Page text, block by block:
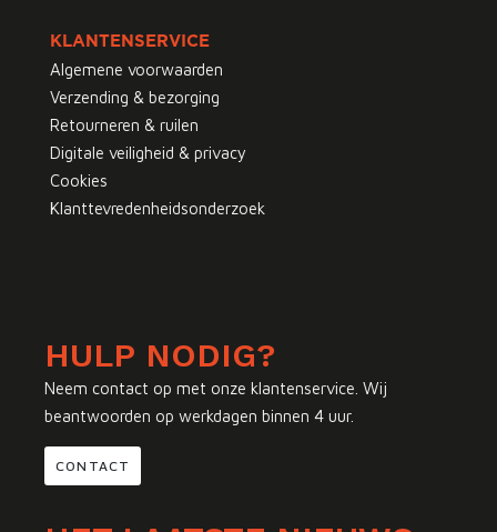
KLANTENSERVICE
Algemene voorwaarden
Verzending & bezorging
Retourneren & ruilen
Digitale veiligheid & privacy
Cookies
Klanttevredenheidsonderzoek
HULP NODIG?
Neem contact op met onze klantenservice. Wij
beantwoorden op werkdagen binnen 4 uur.
CONTACT